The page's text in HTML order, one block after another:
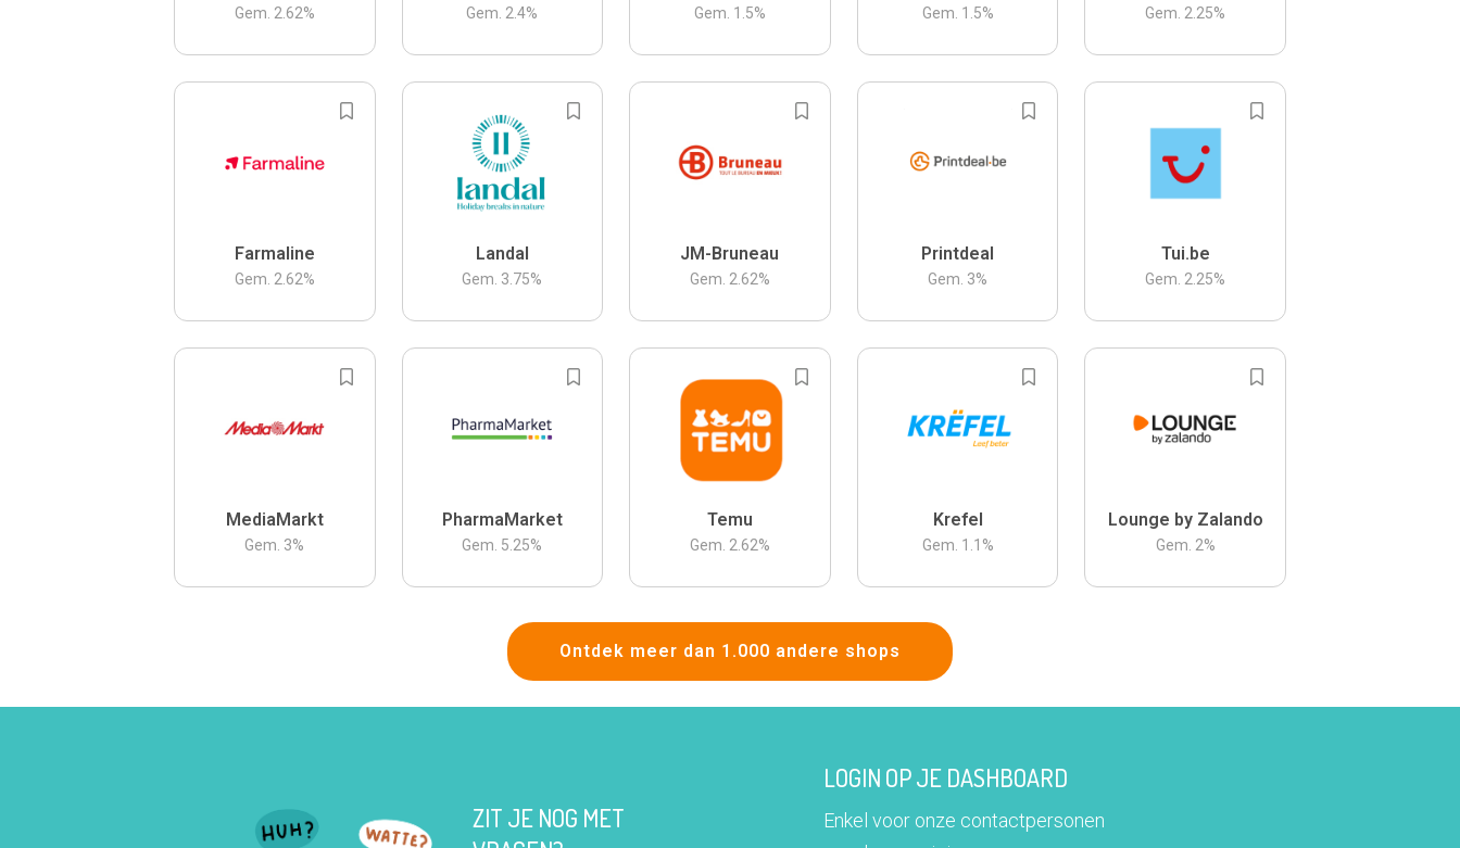
Gem. 2.62% Gem. 2.4% Gem. 1.5% Gem. 1.5% Gem. 2.25%
Farmaline
Gem. 2.62%
Landal
Gem. 3.75%
JM-Bruneau
Gem. 2.62%
Printdeal
Gem. 3%
Tui.be
Gem. 2.25%
MediaMarkt
Gem. 3%
PharmaMarket
Gem. 5.25%
Temu
Gem. 2.62%
Krefel
Gem. 1.1 %
Lounge by Zalando
Gem. 2%
Ontdek meer dan 1.000 andere shops
ZIT JE NOG MET
LOGIN OP JE DASHBOARD
Enkel voor onze contactpersonen